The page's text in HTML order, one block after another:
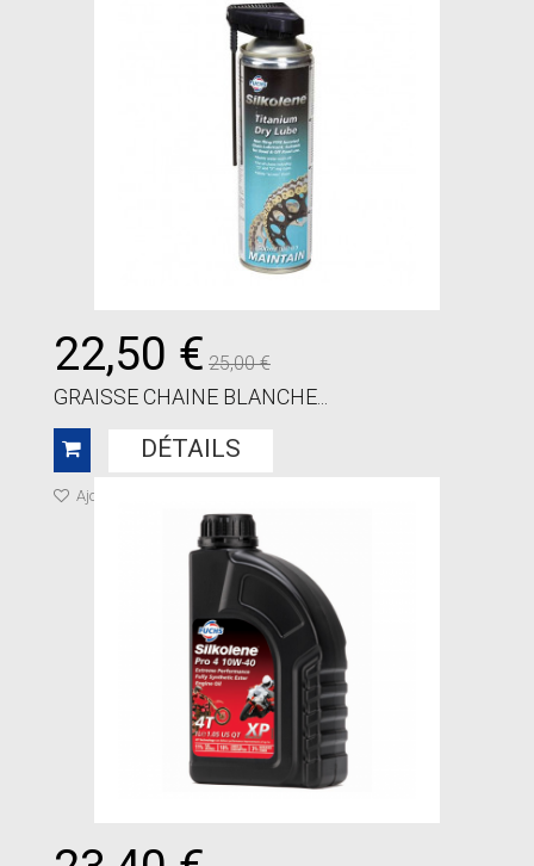
22,50 € 25,00 €
GRAISSE CHAINE BLANCHE...
DÉTAILS
Ajouter à ma liste de cadeaux